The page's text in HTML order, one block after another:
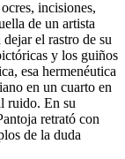
incisiones,
de un artista
el rastro de su
y los guiños
esa hermenéutica
en un cuarto en
ruido. En su
retrató con
de la duda